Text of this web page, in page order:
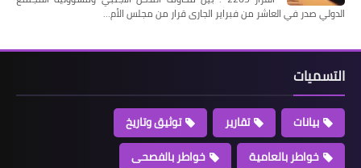
الدولي صدر في العاشر من فبراير الجارى قرار من مجلس الأم…
التسميات
بيانات تقارير
توثيق وتاريخ
خواطر بالعامية
خواطر بالفصحى